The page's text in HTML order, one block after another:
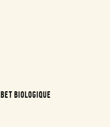
BIOLOGIQUE